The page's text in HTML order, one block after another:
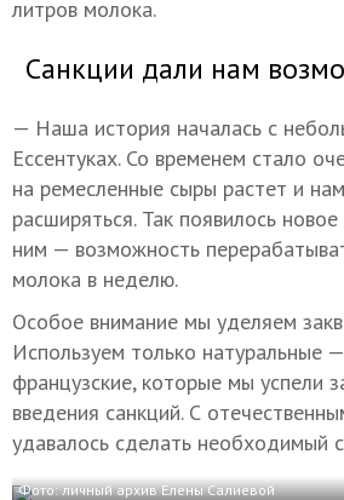
литров молока.
Санкции дали нам
— Наша история началась с
Ессентуках. Со временем стало
на ремесленные сыры растет и
расширяться. Так появилось
ним — возможность
молока в неделю.
Особое внимание мы уделяем
Используем только натуральные
французские, которые мы успели
введения санкций. С
удавалось сделать необходимый
Фото: личный архив Елены Салиевой